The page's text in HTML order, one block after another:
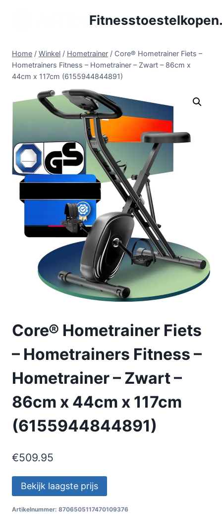
Home / Winkel / Hometrainer / Core® Hometrainer Fiets –
Hometrainers Fitness – Hometrainer – Zwart – 86cm x
44cm x 117cm (6155944844891)
Core® Hometrainer Fiets
– Hometrainers Fitness –
Hometrainer – Zwart –
86cm x 44cm x 117cm
(6155944844891)
€509.95
Bekijk laagste prijs
Artikelnummer: 8706505117470109376